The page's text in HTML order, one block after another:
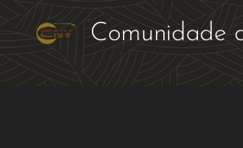
Comunidade
Vida Vida